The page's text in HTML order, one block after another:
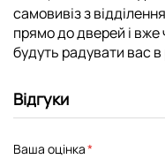
самовивіз з
прямо до дверей і вже
будуть радувати вас в
Відгуки
Ваша оцінка